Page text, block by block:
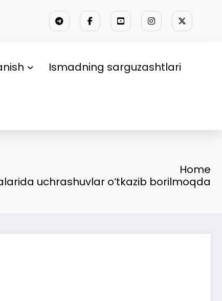
Ismadning sarguzashtlari
Home
uchrashuvlar o‘tkazib borilmoqda